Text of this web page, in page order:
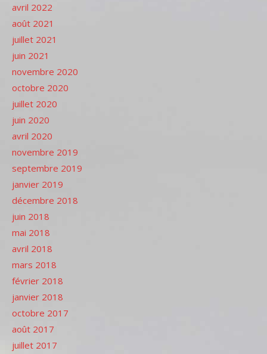
avril 2022
août 2021
juillet 2021
juin 2021
novembre 2020
octobre 2020
juillet 2020
juin 2020
avril 2020
novembre 2019
septembre 2019
janvier 2019
décembre 2018
juin 2018
mai 2018
avril 2018
mars 2018
février 2018
janvier 2018
octobre 2017
août 2017
juillet 2017